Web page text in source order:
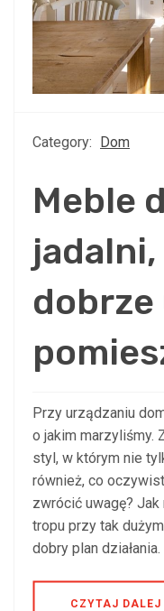
Category: Dom
Meble
Przy urządzaniu
o jakim marzyliśmy.
styl, w którym nie
również, co
zwrócić uwagę?
tropu przy tak
dobry plan
CZYTAJ DALEJ